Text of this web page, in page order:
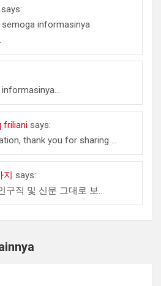
says:
informasinya
friliani says:
thank you for sharing ...
지 says:
구직 및 신문 그대로 보...